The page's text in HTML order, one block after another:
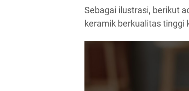
Sebagai ilustrasi, berikut
keramik berkualitas tinggi